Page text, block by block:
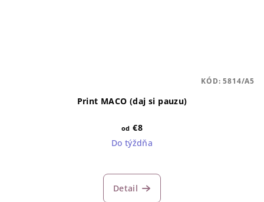
Print MACO (daj si pauzu)
od €8
Do týždňa
Detail
KÓD:5814/A5